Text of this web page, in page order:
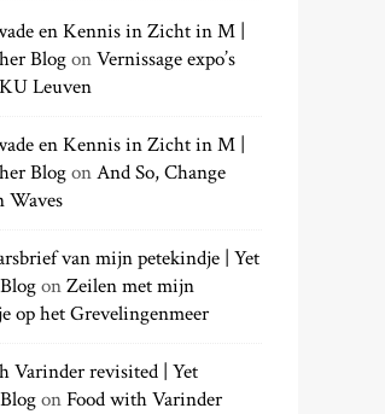
h
.
en Kennis in Zicht in M |
BlogonVernissage expo’s
Leuven
en Kennis in Zicht in M |
BlogonAnd So, Change
Waves
van mijn petekindje | Yet
onZeilen met mijn
op het Grevelingenmeer
Varinder revisited | Yet
onFood with Varinder